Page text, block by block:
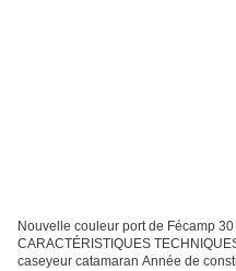
Nouvelle couleur port de Fécamp
CARACTÉRISTIQUES
caseyeur catamaran Année de